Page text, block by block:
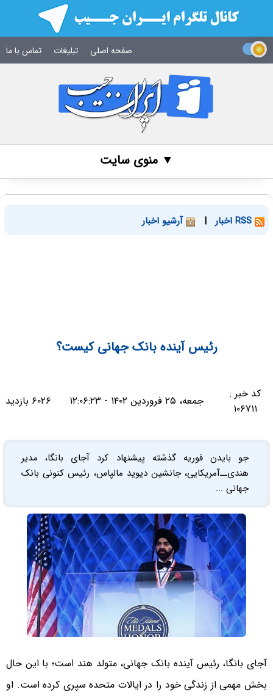
صفحه اصلی تبلیغات تماس با ما
▼ منوی سایت
| آرشیو اخبار
رئیس آینده بانک جهانی کیست؟
کد خبر :
۱۰۶۷۱۱
جمعه، ۲۵ فروردین ۱۴۰۲ - ۱۲:۰۶:۲۳ ۶۰۲۶ بازدید
جو بایدن فوریه گذشته پیشنهاد کرد آجای بانگا، مدیر
هندی‌ــ‌آمریکایی، جانشین دیوید مالپاس، رئیس کنونی بانک
جهانی ...
آجای بانگا، رئیس آینده بانک جهانی، متولد هند است؛ با این حال
بخش مهمی از زندگی خود را در ایالات متحده سپری کرده است. او